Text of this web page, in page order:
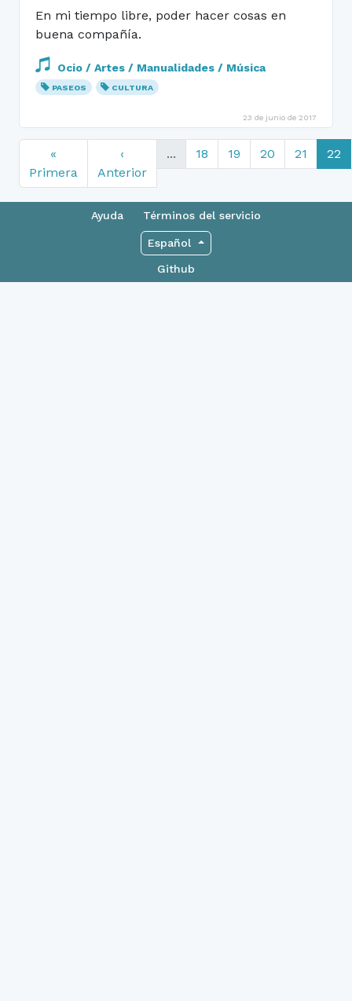
En mi tiempo libre, poder hacer cosas en
buena compañía.
Ocio / Artes / Manualidades / Música
PASEOS CULTURA
23 de junio de 2017
«
Primera
‹
Anterior
... 18 19 20 21 22
Ayuda Términos del servicio
Español
Github